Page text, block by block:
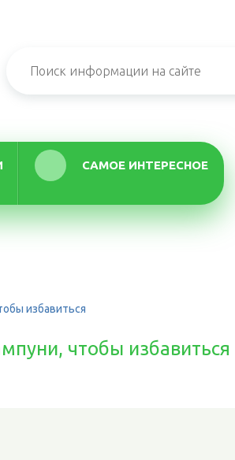
САМОЕ ИНТЕРЕСНОЕ
избавиться
чтобы избавиться